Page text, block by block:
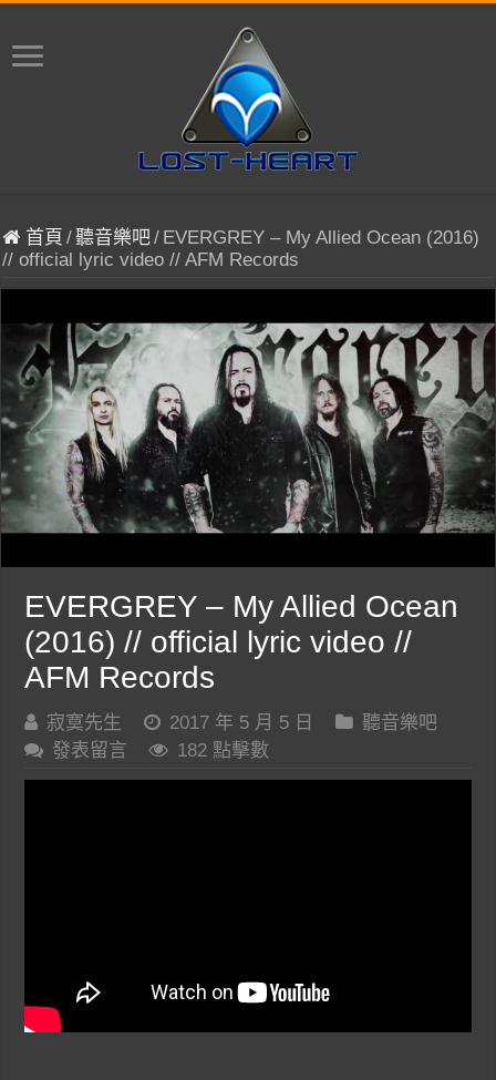
首頁 /聽音樂吧/ EVERGREY – My Allied Ocean (2016)
// official lyric video // AFM Records
EVERGREY – My Allied Ocean
(2016) // official lyric video //
AFM Records
寂寞先生 2017 年 5 月 5 日
聽音樂吧
發表留言
182 點擊數